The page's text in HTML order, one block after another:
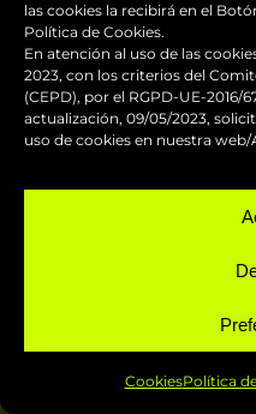
las cookies la recibirá en el
Política de Cookies.
En atención al uso de las
2023, con los criterios del
(CEPD), por el RGPD-UE-2016/
actualización, 09/05/2023,
uso de cookies en nuestra web/
CookiesPolítica
Si estás
Esparreguera
compromiso